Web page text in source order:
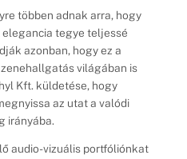
többen adnak arra, hogy
tegye teljessé
azonban, hogy ez a
világában is
Kft. küldetése, hogy
az utat a valódi
irányába.
audio-vizuális portfóliónkat